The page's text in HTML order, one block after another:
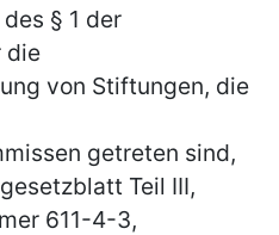
§ 1 der
die
von Stiftungen, die
getreten sind,
Teil III,
611-4-3,